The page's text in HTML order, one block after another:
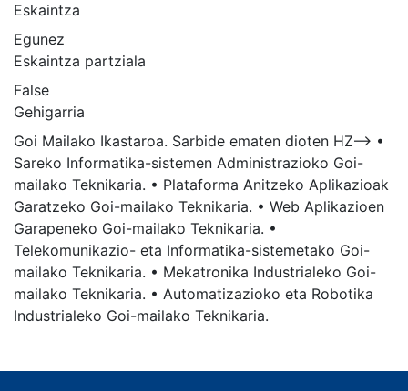
Eskaintza
Egunez
Eskaintza partziala
False
Gehigarria
Goi Mailako Ikastaroa. Sarbide ematen dioten HZ--> •
Sareko Informatika-sistemen Administrazioko Goi-
mailako Teknikaria. • Plataforma Anitzeko Aplikazioak
Garatzeko Goi-mailako Teknikaria. • Web Aplikazioen
Garapeneko Goi-mailako Teknikaria. •
Telekomunikazio- eta Informatika-sistemetako Goi-
mailako Teknikaria. • Mekatronika Industrialeko Goi-
mailako Teknikaria. • Automatizazioko eta Robotika
Industrialeko Goi-mailako Teknikaria.